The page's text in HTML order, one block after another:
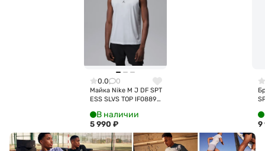
0.0 0
Майка Nike M J DF SPT
ESS SLVS TOP IF0889-
В наличии
5 990 ₽ 9